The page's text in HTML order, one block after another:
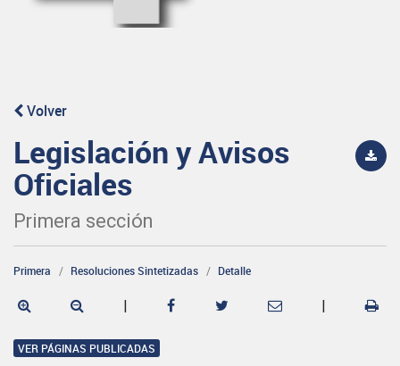
Volver
Legislación y Avisos
Oficiales
Primera sección
Primera Resoluciones Sintetizadas Detalle
| |
VER PÁGINAS PUBLICADAS